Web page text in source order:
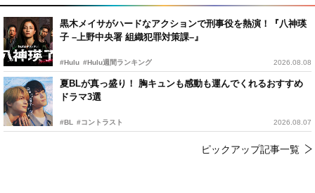
黒木メイサがハードなアクションで刑事役を熱演！『八神瑛
子 –上野中央署 組織犯罪対策課–』
#Hulu #Hulu週間ランキング 2026.08.08
夏BLが真っ盛り！ 胸キュンも感動も運んでくれるおすすめ
ドラマ3選
#BL #コントラスト 2026.08.07
ピックアップ記事一覧